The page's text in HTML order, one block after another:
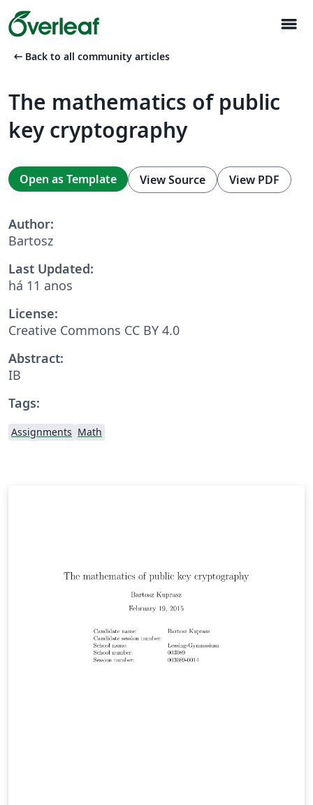
menu
arrow_left_alt Back to all community articles
The mathematics of public
key cryptography
Open as Template View Source View PDF
Author:
Bartosz
Last Updated:
há 11 anos
License:
Creative Commons CC BY 4.0
Abstract:
IB
Tags:
Assignments Math